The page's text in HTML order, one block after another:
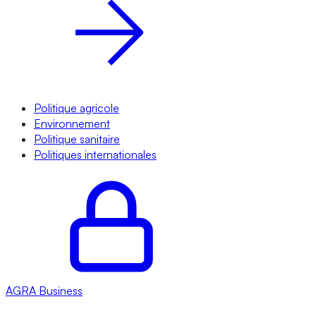
Politique agricole
Environnement
Politique sanitaire
Politiques internationales
AGRA Business